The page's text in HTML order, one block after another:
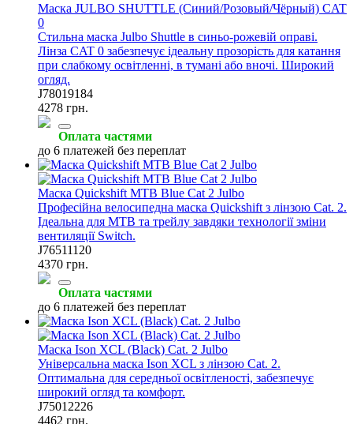
Маска JULBO SHUTTLE (Синий/Розовый/Чёрный) CAT
0
Стильна маска Julbo Shuttle в синьо-рожевій оправі.
Лінза CAT 0 забезпечує ідеальну прозорість для катання
при слабкому освітленні, в тумані або вночі. Широкий
огляд.
J78019184
4278 грн.
Оплата частями
до 6 платежей без переплат
Маска Quickshift MTB Blue Cat 2 Julbo
Професійна велосипедна маска Quickshift з лінзою Cat. 2.
Ідеальна для MTB та трейлу завдяки технології зміни
вентиляції Switch.
J76511120
4370 грн.
Оплата частями
до 6 платежей без переплат
Маска Ison XCL (Black) Cat. 2 Julbo
Універсальна маска Ison XCL з лінзою Cat. 2.
Оптимальна для середньої освітленості, забезпечує
широкий огляд та комфорт.
J75012226
4462 грн.